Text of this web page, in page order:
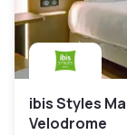
ibis Styles
Velodrome